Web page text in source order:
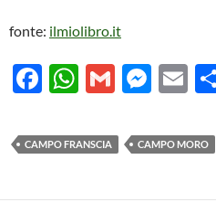
fonte: ilmiolibro.it
F
e
b
o
W
at
s
A
G
ail
M
se
n
g
E
ail
CAMPO FRANSCIA CAMPO MORO